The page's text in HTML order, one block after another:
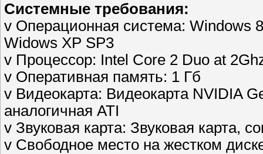
Системные требования:
v Операционная система: Windows
Widows XP SP3
v Процессор: Intel Core 2 Duo at
v Оперативная память: 1 Гб
v Видеокарта: Видеокарта NVIDIA
аналогичная ATI
v Звуковая карта: Звуковая карта,
v Свободное место на жестком